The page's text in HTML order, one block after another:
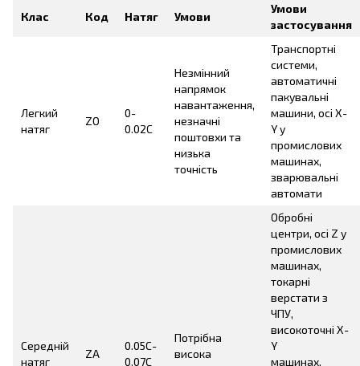
Клас Код Натяг Умови
Умови
застосування
Легкий
натяг
ZO
0-
0.02C
Незмінний
напрямок
навантаження,
незначні
поштовхи та
низька
точність
Транспортні
системи,
автоматичні
пакувальні
машини, осі X-
Y у
промислових
машинах,
зварювальні
автомати
Середній
натяг
ZA
0.05C-
0.07C
Потрібна
висока
Обробні
центри, осі Z у
промислових
машинах,
токарні
верстати з
ЧПУ,
високоточні X-
Y
машинах,